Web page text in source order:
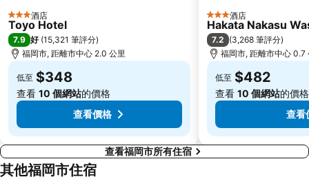
3 星級酒店
Toyo Hotel
7.9 好 (15,321 筆評分)
福岡市, 距離市中心 2.0 公里
低至 $348
查看 10 個網站的價格
查看價格
3 星級酒店
Hakata Nakasu
7.2 (3,268 筆評分)
福岡市, 距離市中心 0.7
低至 $482
查看 10 個網站的價格
查看
查看福岡市所有住宿
其他福岡市住宿